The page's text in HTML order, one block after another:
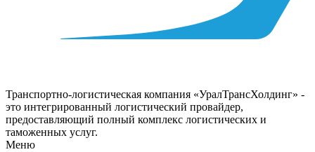
Транспортно-логистическая компания «УралТрансХолдинг» -
это интегрированный логистический провайдер,
предоставляющий полный комплекс логистических и
таможенных услуг.
Меню